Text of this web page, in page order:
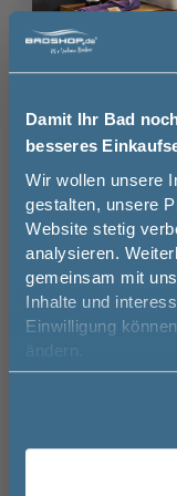
Damit Ihr Bad
besseres
Wir wollen unsere
gestalten, unsere
Website stetig
analysieren.
gemeinsam mit
Inhalte und
Einwilligung
ändern.
Villeroy
Überlauf
65 cm
Das
Jetzt
Melde
50€*